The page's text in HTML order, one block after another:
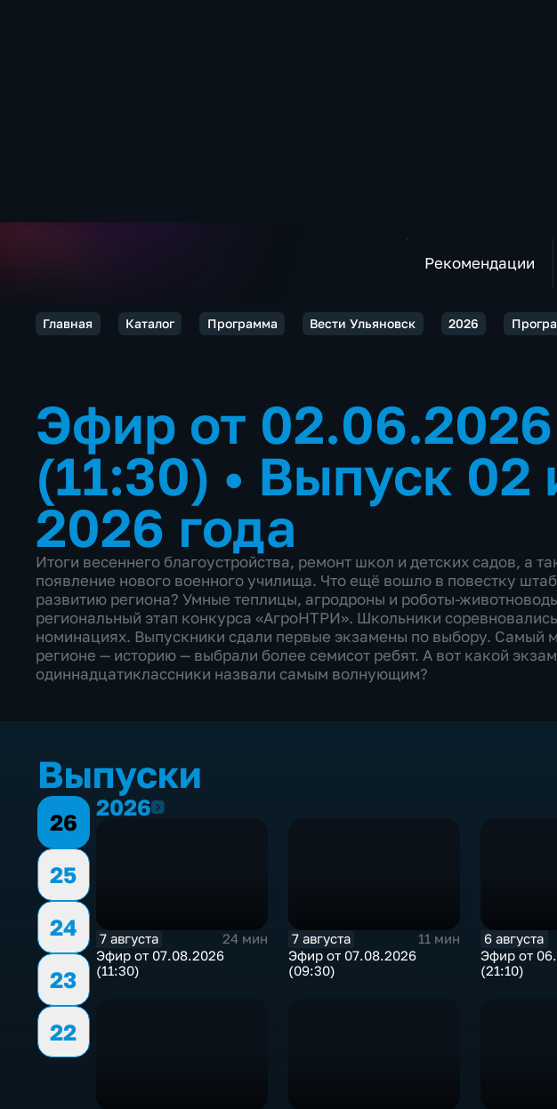
Рекомендации
Главная Каталог Программа Вести Ульяновск 2026
Эфир от 02.06.2026
(11:30) • Выпуск 02
2026 года
Итоги весеннего благоустройства, ремонт школ и детских садов, а
появление нового военного училища. Что ещё вошло в повестку
развитию региона? Умные теплицы, агродроны и роботы-
региональный этап конкурса «АгроНТРИ». Школьники
номинациях. Выпускники сдали первые экзамены по выбору. Самый
регионе — историю — выбрали более семисот ребят. А вот какой
одиннадцатиклассники назвали самым волнующим?
Выпуски
26
25
24
23
22
20262026
7 августа
24 мин
Эфир от 07.08.2026
(11:30)
7 августа
11 мин
Эфир от 07.08.2026
(09:30)
6 августа
Эфир от
(21:10)